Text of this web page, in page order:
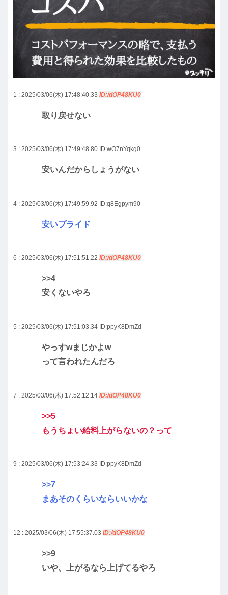
1 : 2025/03/06(木) 17:48:40.33 ID:/dOP48KU0
取り戻せない
3 : 2025/03/06(木) 17:49:48.80 ID:wO7nYqkg0
安いんだからしょうがない
4 : 2025/03/06(木) 17:49:59.92 ID:q8Egpym90
安いプライド
6 : 2025/03/06(木) 17:51:51.22 ID:/dOP48KU0
>>4
安くないやろ
5 : 2025/03/06(木) 17:51:03.34 ID:ppyK8DmZd
やっすwまじかよw
って言われたんだろ
7 : 2025/03/06(木) 17:52:12.14 ID:/dOP48KU0
>>5
もうちょい給料上がらないの？って
9 : 2025/03/06(木) 17:53:24.33 ID:ppyK8DmZd
>>7
まあそのくらいならいいかな
12 : 2025/03/06(木) 17:55:37.03 ID:/dOP48KU0
>>9
いや、上がるなら上げてるやろ